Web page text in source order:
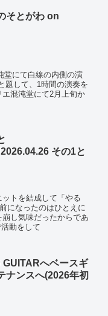
そとがわ on
堂にて白線の内側の演
題して、1時間の演奏を
混沌堂にて2月上旬か
その1と
トを結成して「やる
になったのはひとえに
し気味だったからであ
動をして
GUITARへベースギ
ナンスへ(2026年初